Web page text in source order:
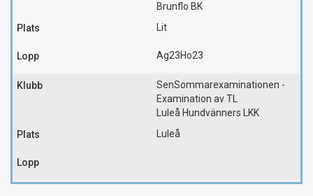
Brunflo BK
Lit
Ag23Ho23
SenSommarexaminationen -
Examination av TL
Luleå Hundvänners LKK
Luleå